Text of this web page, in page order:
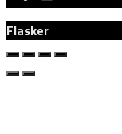
Flasker